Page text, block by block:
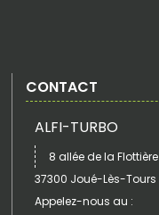
CONTACT
ALFI-TURBO
8 allée de la Flottière
37300 Joué-Lès-Tours
Appelez-nous au :